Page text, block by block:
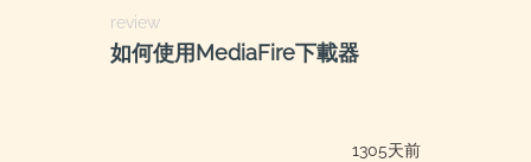
review
如何使用MediaFire下載器
1305天前